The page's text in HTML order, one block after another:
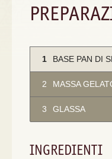
1 BASE PAN DI
2 MASSA
3 GLASSA
INGREDIENTI